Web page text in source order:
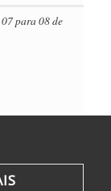
para 08 de